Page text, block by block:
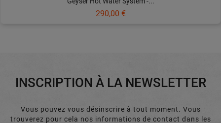
Prix
290,00 €
INSCRIPTION À LA NEWSLETTER
Vous pouvez vous désinscrire à tout moment. Vous
trouverez pour cela nos informations de contact dans les